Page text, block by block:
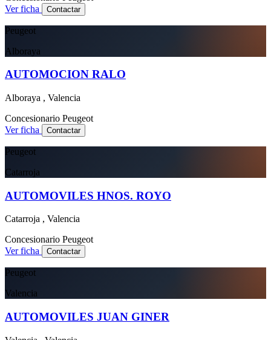
Ver ficha
Contactar
Peugeot
Alboraya
AUTOMOCION RALO
Alboraya , Valencia
Concesionario Peugeot
Ver ficha
Contactar
Peugeot
Catarroja
AUTOMOVILES HNOS. ROYO
Catarroja , Valencia
Concesionario Peugeot
Ver ficha
Contactar
Peugeot
Valencia
AUTOMOVILES JUAN GINER